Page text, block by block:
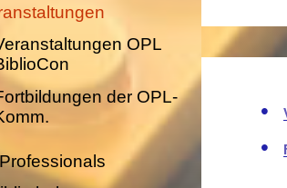
OPL
der OPL-